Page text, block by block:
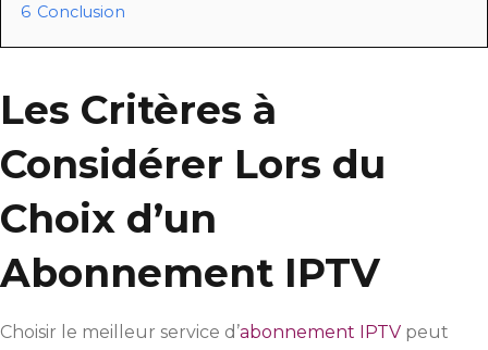
6 Conclusion
Les Critères à
Considérer Lors du
Choix d’un
Abonnement IPTV
Choisir le meilleur service d’abonnement IPTV peut